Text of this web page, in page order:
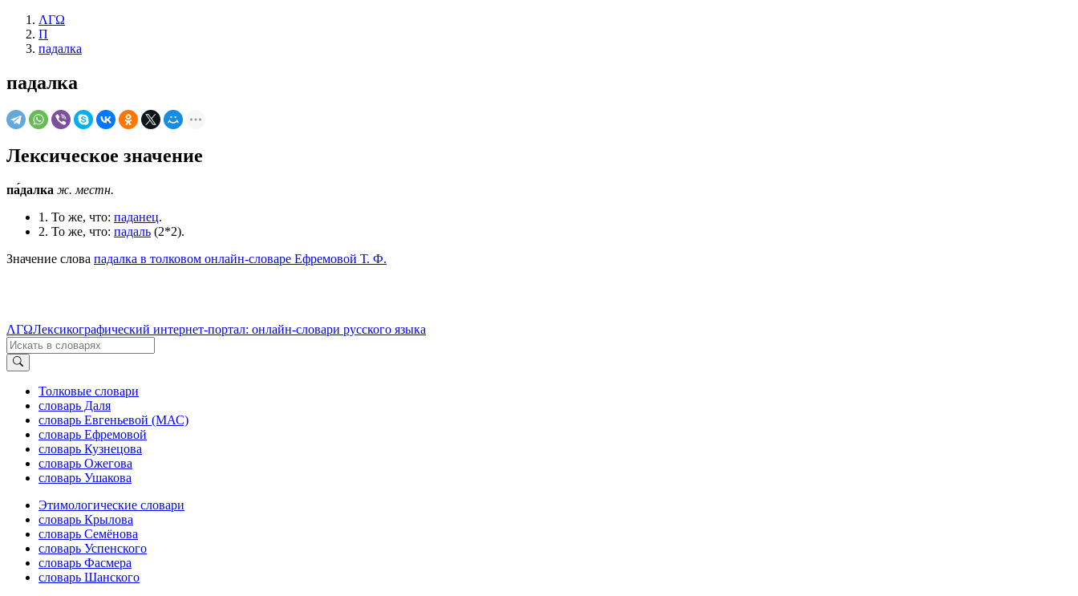
ΛΓΩ
П
падалка
падалка
Лексическое значение
па́далка ж. местн.
1. То же, что: паданец.
2. То же, что: падаль (2*2).
Значение слова падалка в толковом онлайн-словаре Ефремовой Т. Ф.
ΛΓΩЛексикографический интернет-портал: онлайн-словари русского языка
Толковые словари
словарь Даля
словарь Евгеньевой (МАС)
словарь Ефремовой
словарь Кузнецова
словарь Ожегова
словарь Ушакова
Этимологические словари
словарь Крылова
словарь Семёнова
словарь Успенского
словарь Фасмера
словарь Шанского